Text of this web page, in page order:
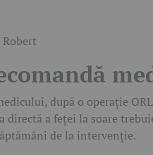
după o operație
directă a feței la soare
de la intervenție.